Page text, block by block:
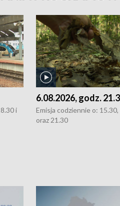
i
6.08.2026, godz.
Emisja codziennie o:
oraz 21.30